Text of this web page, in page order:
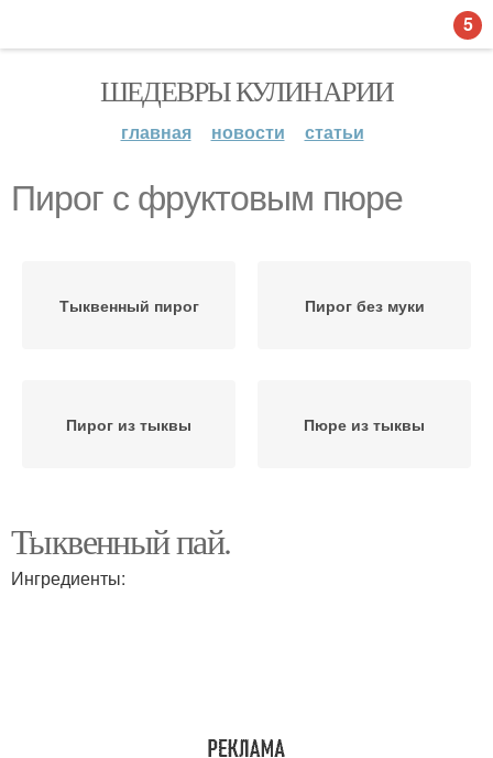
ШЕДЕВРЫ КУЛИНАРИИ
главная новости статьи
Пирог с фруктовым пюре
Тыквенный пирог Пирог без муки
Пирог из тыквы Пюре из тыквы
Тыквенный пай.
Ингредиенты:
5